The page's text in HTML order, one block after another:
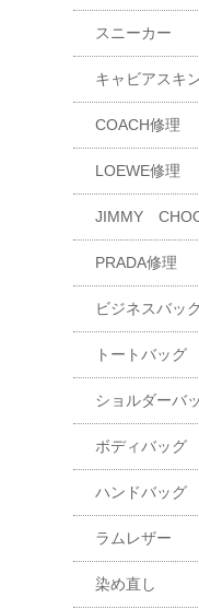
スニーカー
キャビアスキ
COACH修理
LOEWE修理
JIMMY
PRADA修理
ビジネスバッ
トートバッグ
ショルダーバ
ボディバッグ
ハンドバッグ
ラムレザー
染め直し